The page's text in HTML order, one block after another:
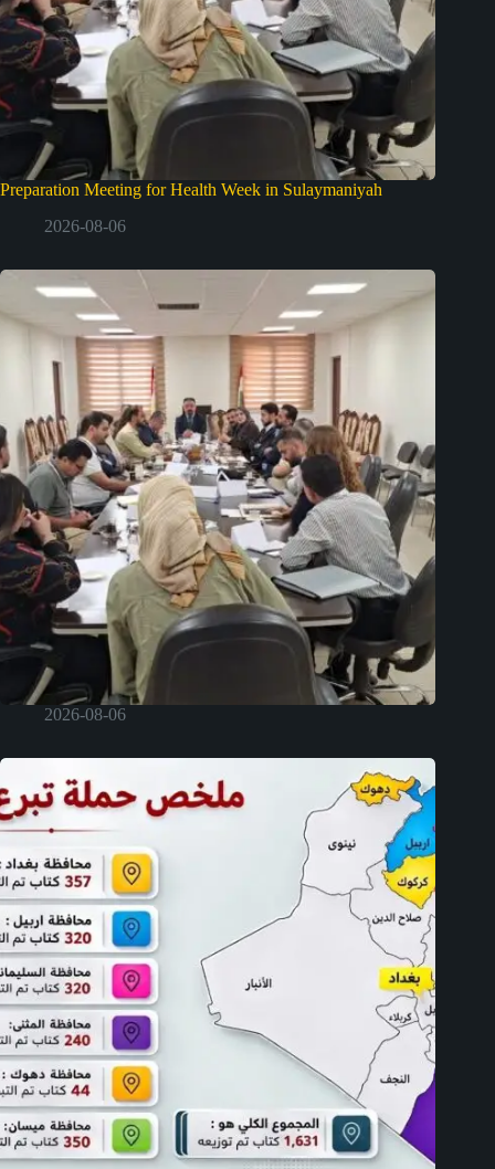
Preparation Meeting for Health Week in Sulaymaniyah
2026-08-06
2026-08-06